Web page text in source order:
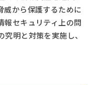
威から保護するために
報セキュリティ上の問
明と対策を実施し、